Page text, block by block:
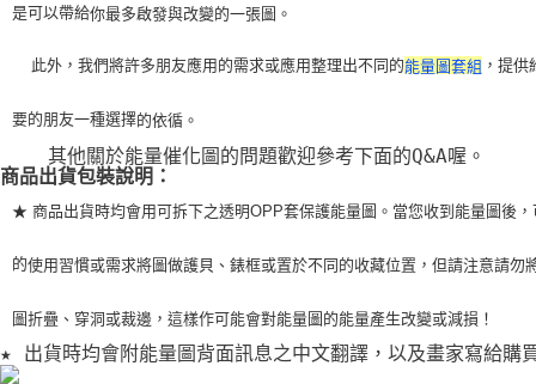
是可以帶給你最多啟發與改變的一張圖。
    此外，我們將許多朋友應用的需求或應用整理出不同的
能量圖套組 ，提供
要的朋友一種選擇的依循。
    其他關於能量催化圖的問題歡迎參考下面的Q&A喔。
商品出貨包裝說明：
★ 商品出貨時均會用可拆下之透明OPP套保護能量圖。當您收到能量圖後，
的使用習慣或需求將圖做護貝、錶框或置於不同的收藏位置，但請注意請勿
圖折疊、穿洞或裁邊，這樣作可能會對能量圖的能量產生改變或減損！
★ 出貨時均會附能量圖背面訊息之中文翻譯，以及畫家寫給購